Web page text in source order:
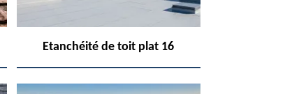
Etanchéité de toit plat 16